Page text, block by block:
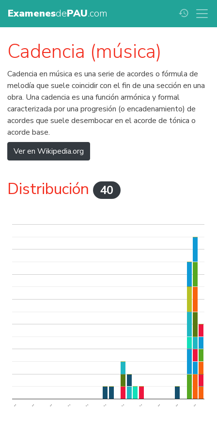
ExamenesdePAU.com history
Cadencia (música)
Cadencia en música es una serie de acordes o fórmula de
melodía que suele coincidir con el fin de una sección en una
obra. Una cadencia es una función armónica y formal
caracterizada por una progresión (o encadenamiento) de
acordes que suele desembocar en el acorde de tónica o
acorde base.
Ver en Wikipedia.org
Distribución 40
.. .. .. .. .. .. .. .. .. .. ..